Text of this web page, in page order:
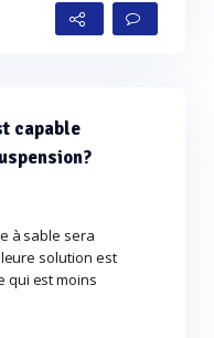
capable
à sable sera
solution est
qui est moins